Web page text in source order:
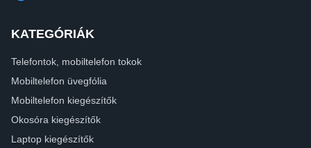
KATEGÓRIÁK
Telefontok, mobiltelefon tokok
Mobiltelefon üvegfólia
Mobiltelefon kiegészítők
Okosóra kiegészítők
Laptop kiegészítők